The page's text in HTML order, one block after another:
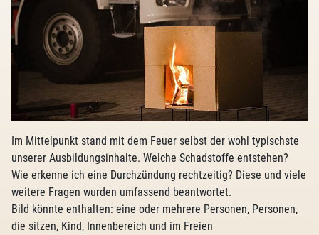
Im Mittelpunkt stand mit dem Feuer selbst der wohl typischste
unserer Ausbildungsinhalte. Welche Schadstoffe entstehen?
Wie erkenne ich eine Durchzündung rechtzeitig? Diese und viele
weitere Fragen wurden umfassend beantwortet.
Bild könnte enthalten: eine oder mehrere Personen, Personen,
die sitzen, Kind, Innenbereich und im Freien